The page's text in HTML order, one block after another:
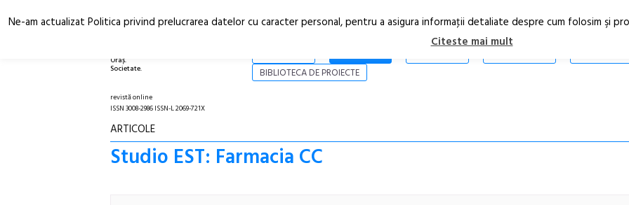
Oraș.
Societate.
ARTICOLE
BIBLIOTECA DE PROIECTE
revistă online
ISSN 3008-2986 ISSN-L 2069-721X
ARTICOLE
Studio EST: Farmacia CC
Ne-am actualizat Politica privind prelucrarea datelor cu caracter personal, pentru a asigura informaţii detaliate despre cum folosim şi
Citeste mai mult